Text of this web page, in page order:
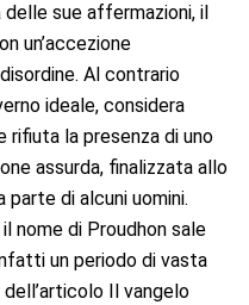
delle sue affermazioni, il
un’accezione
Al contrario
ideale, considera
la presenza di uno
assurda, finalizzata allo
di alcuni uomini.
nome di Proudhon sale
un periodo di vasta
Il vangelo